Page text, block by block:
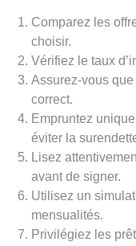
Comparez les
choisir.
Vérifiez le taux
Assurez-vous
correct.
Empruntez
éviter la
Lisez
avant de signer.
Utilisez un
mensualités.
Privilégiez les